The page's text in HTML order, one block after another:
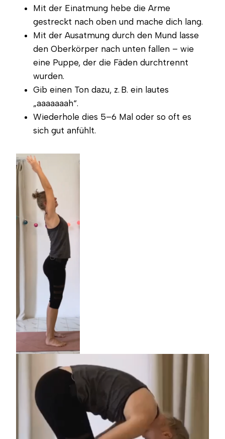
Mit der Einatmung hebe die Arme
gestreckt nach oben und mache dich lang.
Mit der Ausatmung durch den Mund lasse
den Oberkörper nach unten fallen – wie
eine Puppe, der die Fäden durchtrennt
wurden.
Gib einen Ton dazu, z. B. ein lautes
„aaaaaaah“.
Wiederhole dies 5–6 Mal oder so oft es
sich gut anfühlt.